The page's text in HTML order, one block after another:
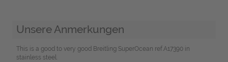
Unsere Anmerkungen
This is a good to very good Breitling SuperOcean ref.A17390 in
stainless steel.